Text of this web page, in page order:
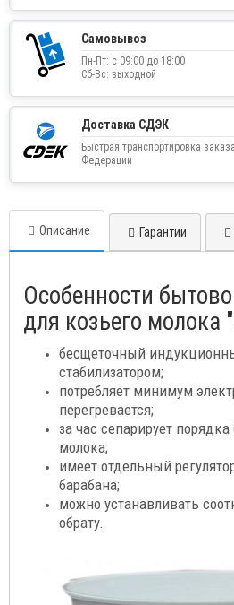
Самовывоз
Пн-Пт: с 09:00 до 18:00
Сб-Вс: выходной
Доставка СДЭК
Быстрая транспортировка
Федерации
Описание Гарантии
Особенности
для козьего молока
бесщеточный
стабилизатором;
потребляет минимум
перегревается;
за час сепарирует
молока;
имеет отдельный
барабана;
можно устанавливать
обрату.